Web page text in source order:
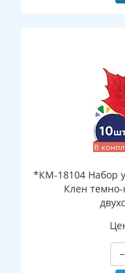
*КМ-18104 Набор
Клен
−